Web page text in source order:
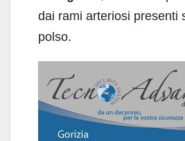
dai rami arteriosi presenti
polso.